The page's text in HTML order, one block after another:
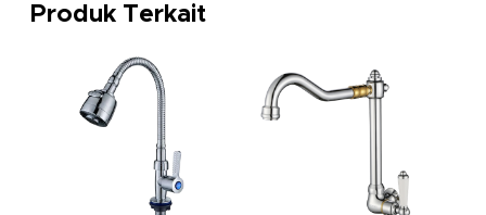
Produk Terkait